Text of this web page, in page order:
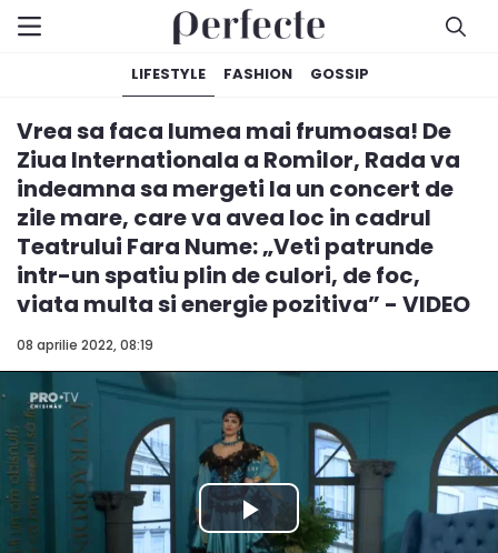
LIFESTYLE FASHION GOSSIP
08 aprilie 2022, 08:19
Vrea sa faca lumea mai frumoasa! De
Ziua Internationala a Romilor, Rada va
indeamna sa mergeti la un concert de
zile mare, care va avea loc in cadrul
Teatrului Fara Nume: „Veti patrunde
intr-un spatiu plin de culori, de foc,
viata multa si energie pozitiva” - VIDEO